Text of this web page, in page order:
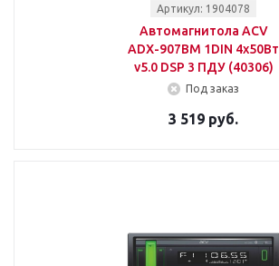
Артикул: 1904078
Автомагнитола ACV
ADX-907BM 1DIN 4x50Вт
v5.0 DSP 3 ПДУ (40306)
Под заказ
3 519 руб.